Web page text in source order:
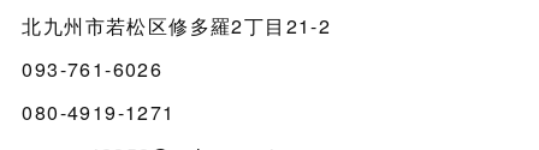
北九州市若松区修多羅2丁目21-2
093-761-6026
080-4919-1271